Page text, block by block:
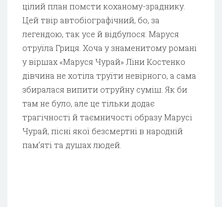
цілий план помсти коханому-зраднику.
Цей твір автобіографічний, бо, за
легендою, так усе й відбулося: Маруся
отруїла Гриця. Хоча у знаменитому романі
у віршах «Маруся Чурай» Ліни Костенко
дівчина не хотіла труїти невірного, а сама
збиралася випити отруйну суміш. Як би
там не було, але це тільки додає
трагічності й таємничості образу Марусі
Чурай, пісні якої безсмертні в народній
пам’яті та душах людей.